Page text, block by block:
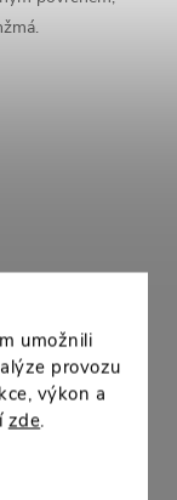
umožnili
provozu
výkon a
zde.